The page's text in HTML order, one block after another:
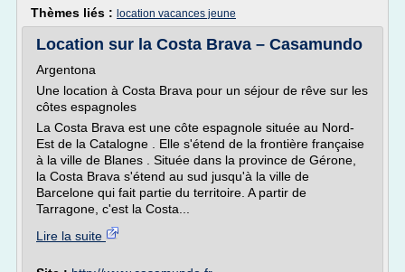
Thèmes liés : location vacances jeune
Location sur la Costa Brava – Casamundo
Argentona
Une location à Costa Brava pour un séjour de rêve sur les
côtes espagnoles
La Costa Brava est une côte espagnole située au Nord-
Est de la Catalogne . Elle s'étend de la frontière française
à la ville de Blanes . Située dans la province de Gérone,
la Costa Brava s'étend au sud jusqu'à la ville de
Barcelone qui fait partie du territoire. A partir de
Tarragone, c'est la Costa...
Lire la suite